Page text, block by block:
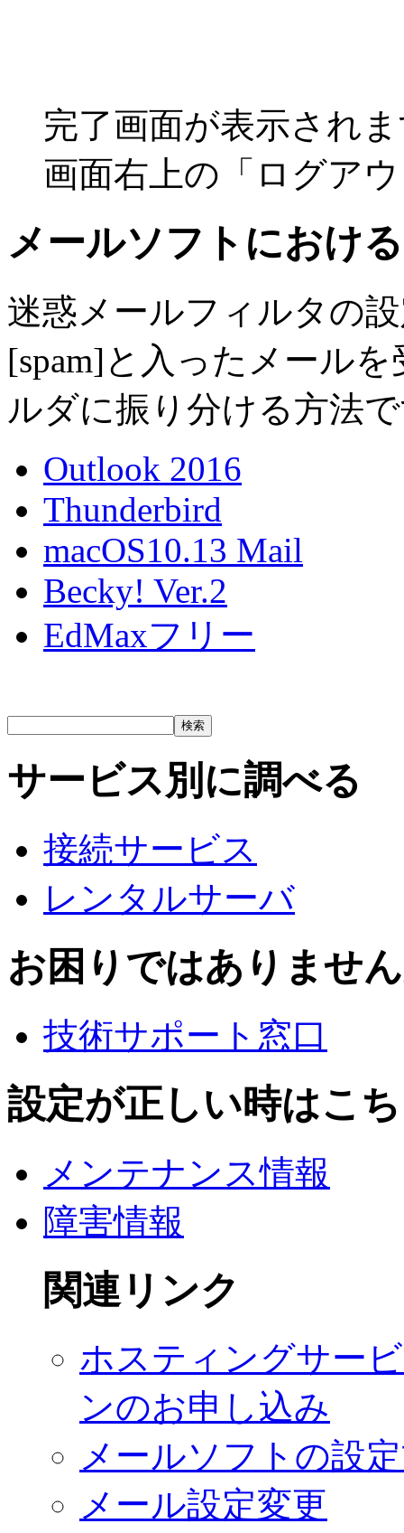
完了画面が表示され
画面右上の「ログア
メールソフトにおけ
迷惑メールフィルタの
[spam]と入ったメール
ルダに振り分ける方法
Outlook 2016
Thunderbird
macOS10.13 Mail
Becky! Ver.2
EdMaxフリー
サービス別に調べる
接続サービス
レンタルサーバ
お困りではありませ
技術サポート窓口
設定が正しい時はこ
メンテナンス情報
障害情報
関連リンク
ホスティングサー
ンのお申し込み
メールソフトの設
メール設定変更